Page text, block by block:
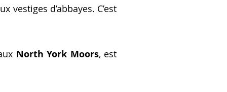
d’abbayes. C’est
North York Moors, est